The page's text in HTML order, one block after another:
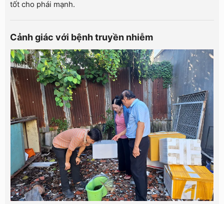
tốt cho phái mạnh.
Cảnh giác với bệnh truyền nhiễm